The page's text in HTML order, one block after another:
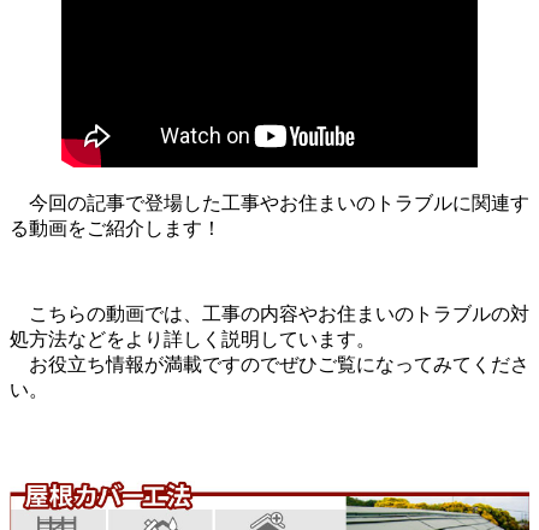
今回の記事で登場した工事やお住まいのトラブルに関連す
る動画をご紹介します！
こちらの動画では、工事の内容やお住まいのトラブルの対
処方法などをより詳しく説明しています。
お役立ち情報が満載ですのでぜひご覧になってみてくださ
い。